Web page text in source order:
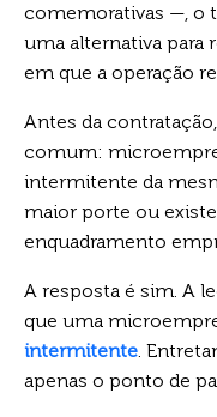
comemorativas —, o
uma alternativa para
em que a operação
Antes da
comum:
intermitente da
maior porte ou
enquadramento
A resposta é sim. A
que uma
intermitente.
apenas o ponto de